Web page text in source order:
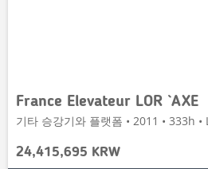
France Elevateur LOR `AXE
기타 승강기와 플랫폼 • 2011 • 333h
24,415,695 KRW